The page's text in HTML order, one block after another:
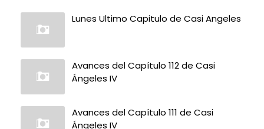
Lunes Ultimo Capitulo de Casi Angeles
Avances del Capítulo 112 de Casi
Ángeles IV
Avances del Capítulo 111 de Casi
Ángeles IV